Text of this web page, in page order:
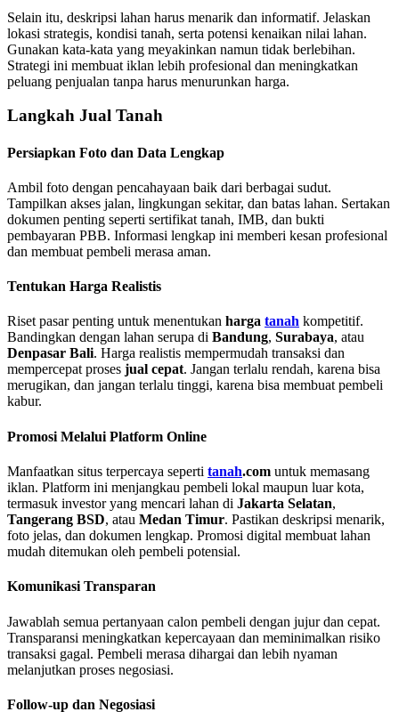
Selain itu, deskripsi lahan harus menarik dan informatif. Jelaskan
lokasi strategis, kondisi tanah, serta potensi kenaikan nilai lahan.
Gunakan kata-kata yang meyakinkan namun tidak berlebihan.
Strategi ini membuat iklan lebih profesional dan meningkatkan
peluang penjualan tanpa harus menurunkan harga.
Langkah Jual Tanah
Persiapkan Foto dan Data Lengkap
Ambil foto dengan pencahayaan baik dari berbagai sudut.
Tampilkan akses jalan, lingkungan sekitar, dan batas lahan. Sertakan
dokumen penting seperti sertifikat tanah, IMB, dan bukti
pembayaran PBB. Informasi lengkap ini memberi kesan profesional
dan membuat pembeli merasa aman.
Tentukan Harga Realistis
Riset pasar penting untuk menentukan harga tanah kompetitif.
Bandingkan dengan lahan serupa di Bandung, Surabaya, atau
Denpasar Bali. Harga realistis mempermudah transaksi dan
mempercepat proses jual cepat. Jangan terlalu rendah, karena bisa
merugikan, dan jangan terlalu tinggi, karena bisa membuat pembeli
kabur.
Promosi Melalui Platform Online
Manfaatkan situs terpercaya seperti tanah.com untuk memasang
iklan. Platform ini menjangkau pembeli lokal maupun luar kota,
termasuk investor yang mencari lahan di Jakarta Selatan,
Tangerang BSD, atau Medan Timur. Pastikan deskripsi menarik,
foto jelas, dan dokumen lengkap. Promosi digital membuat lahan
mudah ditemukan oleh pembeli potensial.
Komunikasi Transparan
Jawablah semua pertanyaan calon pembeli dengan jujur dan cepat.
Transparansi meningkatkan kepercayaan dan meminimalkan risiko
transaksi gagal. Pembeli merasa dihargai dan lebih nyaman
melanjutkan proses negosiasi.
Follow-up dan Negosiasi